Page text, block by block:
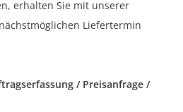
erhalten Sie mit unserer
Liefertermin
/ Preisanfrage /